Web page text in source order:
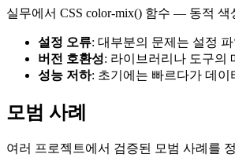
실무에서 CSS color-mix() 함수 — 동적
설정 오류: 대부분의 문제는 설정
버전 호환성: 라이브러리나 도구의
성능 저하: 초기에는 빠르다가 데
모범 사례
여러 프로젝트에서 검증된 모범 사례를